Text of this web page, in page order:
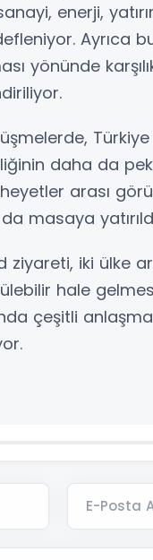
enerji,
Ayrıca
yönünde
daha da
arası
masaya
ziyareti, iki ülke
hale
çeşitli
E-Posta